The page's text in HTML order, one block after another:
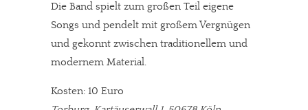
Die Band spielt zum großen Teil eigene
Songs und pendelt mit großem Vergnügen
und gekonnt zwischen traditionellem und
modernem Material.
Kosten: 10 Euro